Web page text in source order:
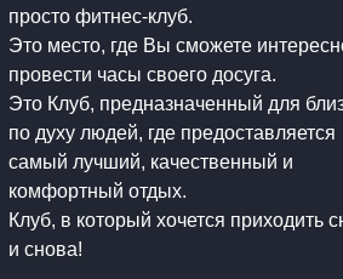
просто фитнес-клуб.
Это место, где Вы сможете
провести часы своего досуга.
Это Клуб, предназначенный для
по духу людей, где предоставляется
самый лучший, качественный и
комфортный отдых.
Клуб, в который хочется приходить
и снова!